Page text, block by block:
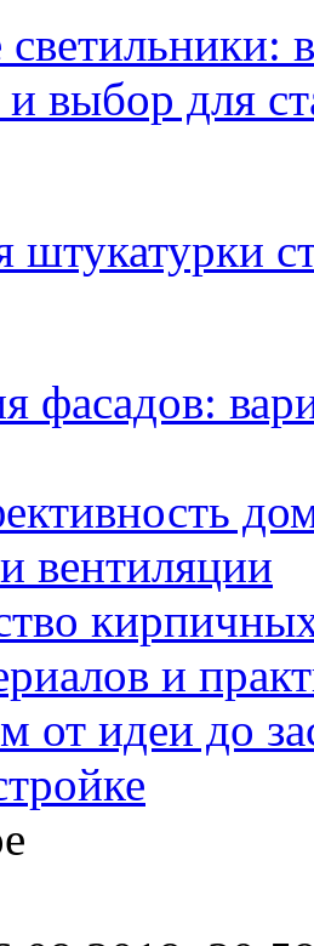
выбор для
штукатурки
фасадов:
вентиляции
и
от идеи до